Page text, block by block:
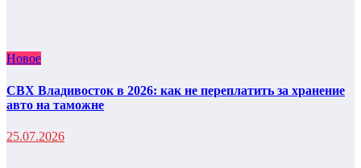
Новое
СВХ Владивосток в 2026: как не переплатить за хранение
авто на таможне
25.07.2026